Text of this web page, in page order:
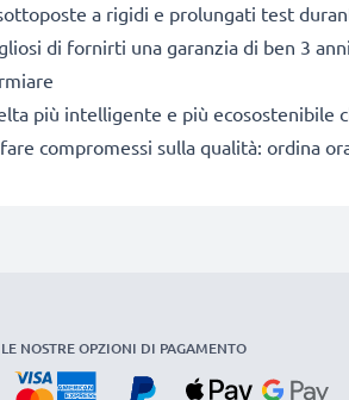
a rigidi e prolungati test
di fornirti una garanzia di ben 3
più intelligente e più
compromessi sulla qualità: ordina
LE NOSTRE OPZIONI DI PAGAMENTO